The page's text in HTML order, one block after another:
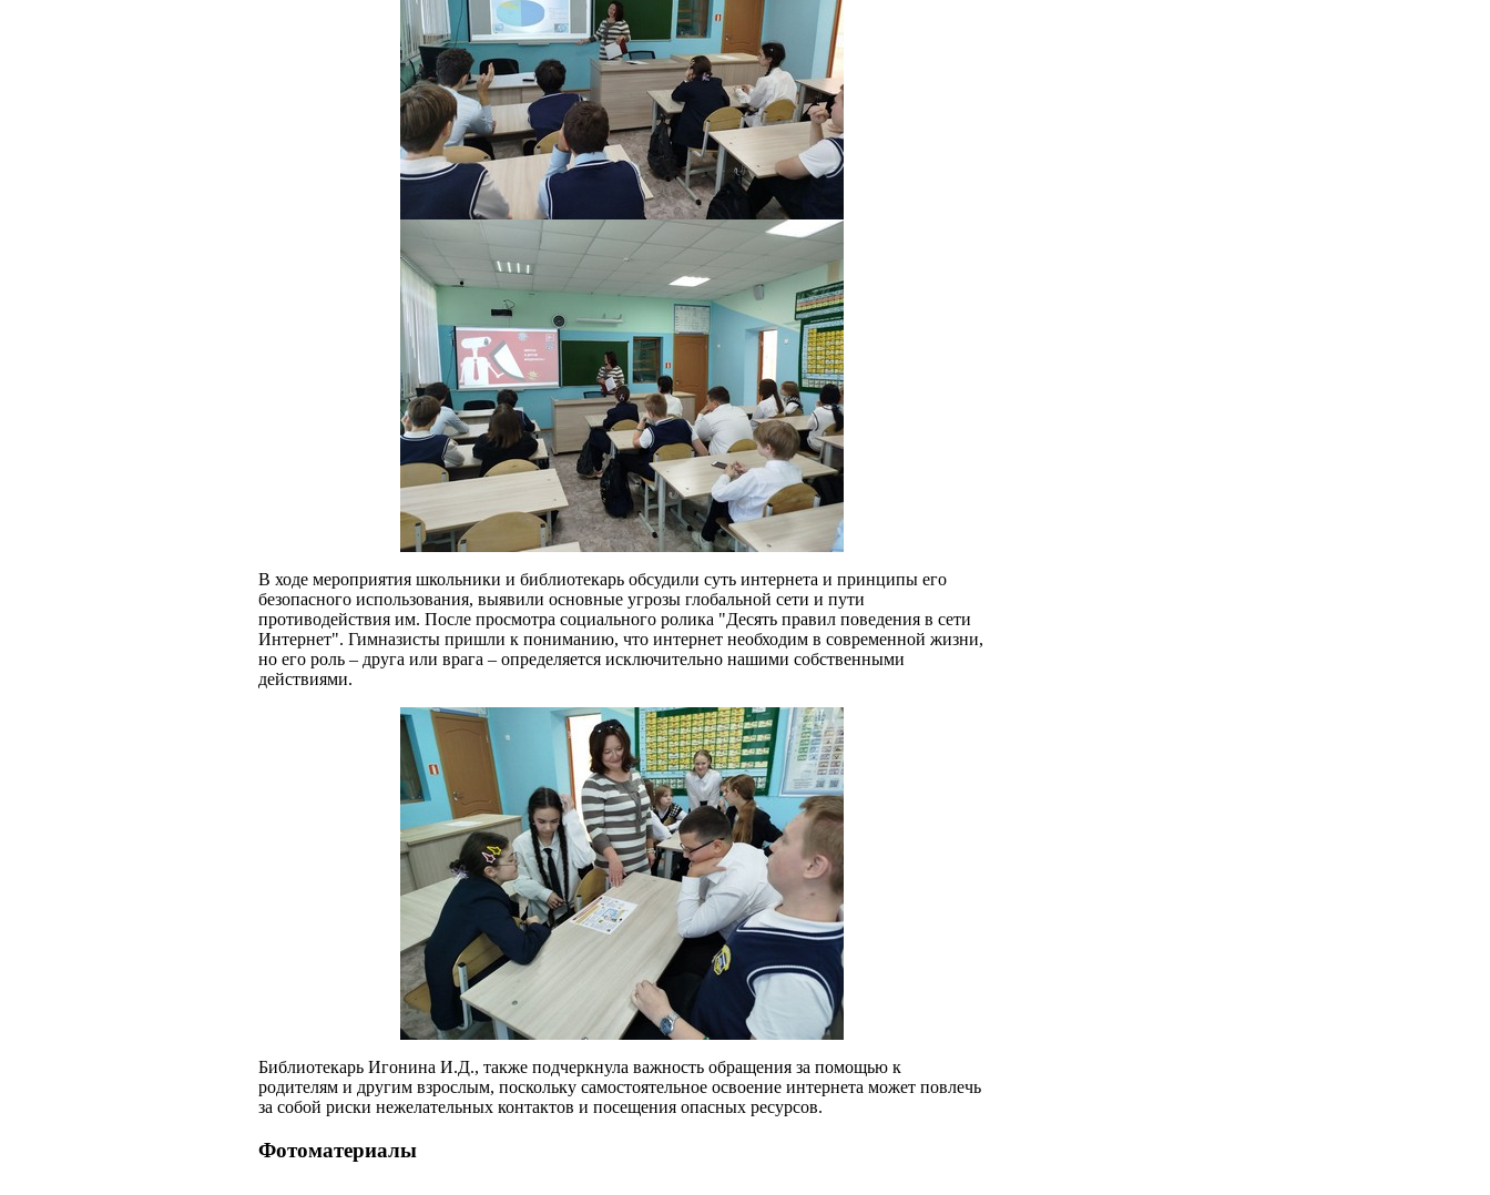
В ходе мероприятия школьники и библиотекарь обсудили суть интернета и принципы его
безопасного использования, выявили основные угрозы глобальной сети и пути
противодействия им. После просмотра социального ролика "Десять правил поведения в сети
Интернет". Гимназисты пришли к пониманию, что интернет необходим в современной жизни,
но его роль – друга или врага – определяется исключительно нашими собственными
действиями.
Библиотекарь Игонина И.Д., также подчеркнула важность обращения за помощью к
родителям и другим взрослым, поскольку самостоятельное освоение интернета может повлечь
за собой риски нежелательных контактов и посещения опасных ресурсов.
Фотоматериалы